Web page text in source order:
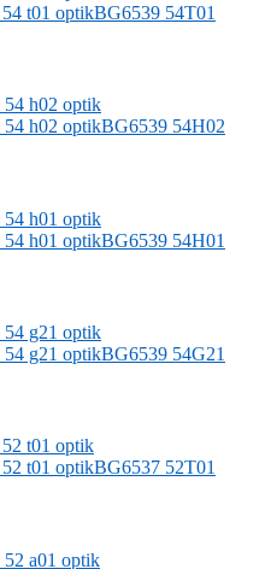
BG6539 54T01
BG6539 54H02
BG6539 54H01
BG6539 54G21
BG6537 52T01